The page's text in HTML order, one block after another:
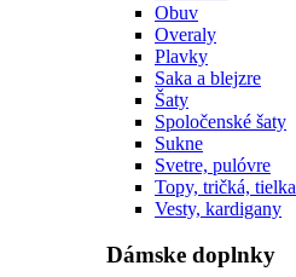
Obuv
Overaly
Plavky
Saka a blejzre
Šaty
Spoločenské šaty
Sukne
Svetre, pulóvre
Topy, tričká, tielka
Vesty, kardigany
Dámske doplnky